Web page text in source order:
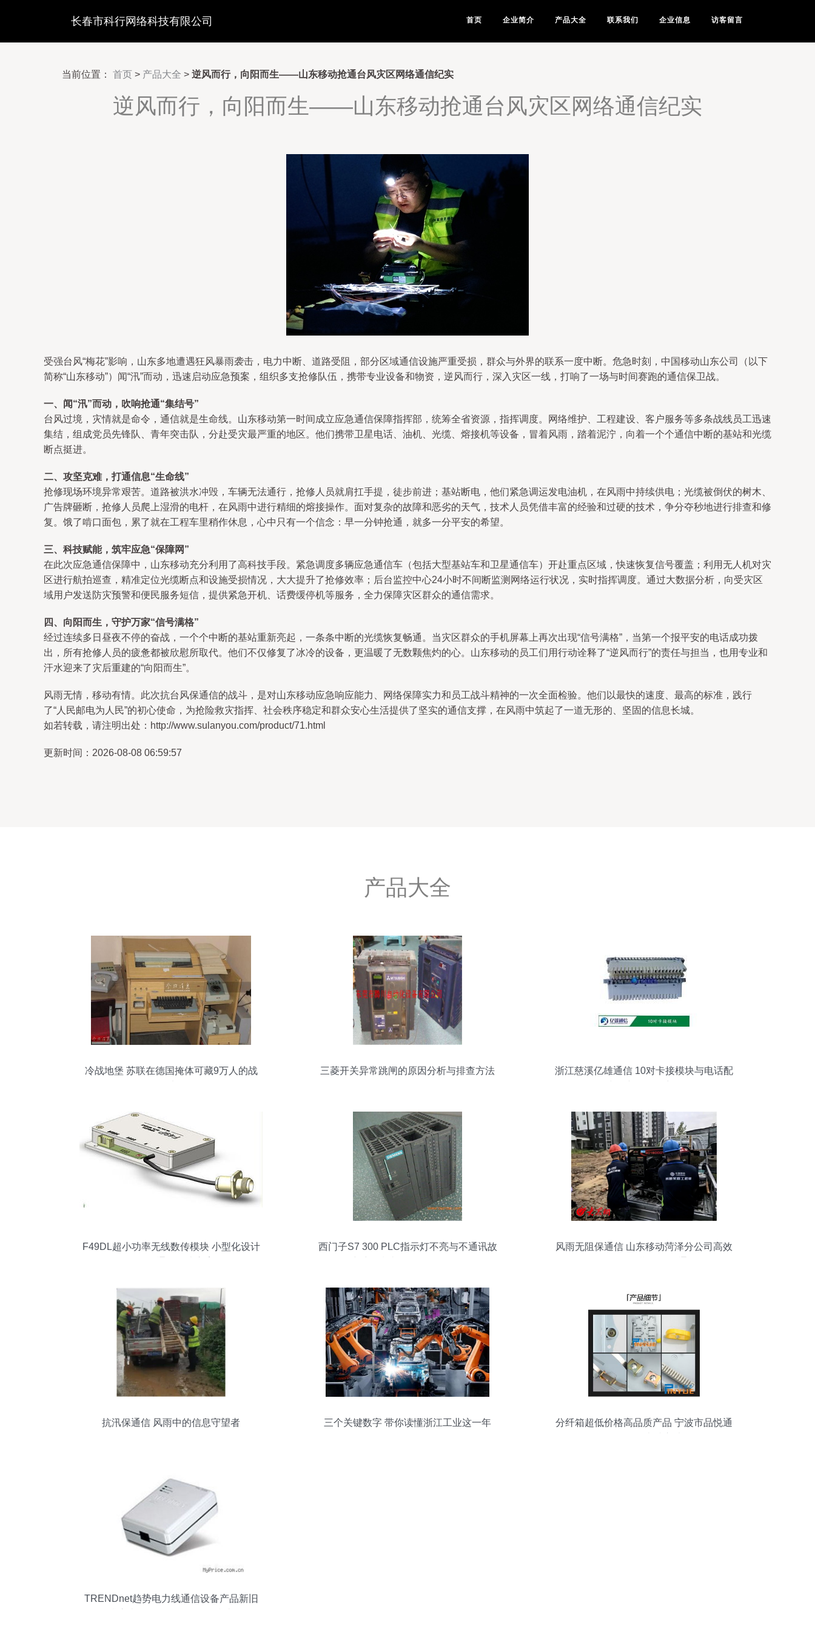
长春市科行网络科技有限公司 首页 企业简介 产品大全 联系我们 企业信息 访客留言
当前位置： 首页 > 产品大全 > 逆风而行，向阳而生——山东移动抢通台风灾区网络通信纪实
逆风而行，向阳而生——山东移动抢通台风灾区网络通信纪实
受强台风“梅花”影响，山东多地遭遇狂风暴雨袭击，电力中断、道路受阻，部分区域通信设施严重受损，群众与外界的联系一度中断。危急时刻，中国移动山东公司（以下
简称“山东移动”）闻“汛”而动，迅速启动应急预案，组织多支抢修队伍，携带专业设备和物资，逆风而行，深入灾区一线，打响了一场与时间赛跑的通信保卫战。
一、闻“汛”而动，吹响抢通“集结号”
台风过境，灾情就是命令，通信就是生命线。山东移动第一时间成立应急通信保障指挥部，统筹全省资源，指挥调度。网络维护、工程建设、客户服务等多条战线员工迅速
集结，组成党员先锋队、青年突击队，分赴受灾最严重的地区。他们携带卫星电话、油机、光缆、熔接机等设备，冒着风雨，踏着泥泞，向着一个个通信中断的基站和光缆
断点挺进。
二、攻坚克难，打通信息“生命线”
抢修现场环境异常艰苦。道路被洪水冲毁，车辆无法通行，抢修人员就肩扛手提，徒步前进；基站断电，他们紧急调运发电油机，在风雨中持续供电；光缆被倒伏的树木、
广告牌砸断，抢修人员爬上湿滑的电杆，在风雨中进行精细的熔接操作。面对复杂的故障和恶劣的天气，技术人员凭借丰富的经验和过硬的技术，争分夺秒地进行排查和修
复。饿了啃口面包，累了就在工程车里稍作休息，心中只有一个信念：早一分钟抢通，就多一分平安的希望。
三、科技赋能，筑牢应急“保障网”
在此次应急通信保障中，山东移动充分利用了高科技手段。紧急调度多辆应急通信车（包括大型基站车和卫星通信车）开赴重点区域，快速恢复信号覆盖；利用无人机对灾
区进行航拍巡查，精准定位光缆断点和设施受损情况，大大提升了抢修效率；后台监控中心24小时不间断监测网络运行状况，实时指挥调度。通过大数据分析，向受灾区
域用户发送防灾预警和便民服务短信，提供紧急开机、话费缓停机等服务，全力保障灾区群众的通信需求。
四、向阳而生，守护万家“信号满格”
经过连续多日昼夜不停的奋战，一个个中断的基站重新亮起，一条条中断的光缆恢复畅通。当灾区群众的手机屏幕上再次出现“信号满格”，当第一个报平安的电话成功拨
出，所有抢修人员的疲惫都被欣慰所取代。他们不仅修复了冰冷的设备，更温暖了无数颗焦灼的心。山东移动的员工们用行动诠释了“逆风而行”的责任与担当，也用专业和
汗水迎来了灾后重建的“向阳而生”。
风雨无情，移动有情。此次抗台风保通信的战斗，是对山东移动应急响应能力、网络保障实力和员工战斗精神的一次全面检验。他们以最快的速度、最高的标准，践行
了“人民邮电为人民”的初心使命，为抢险救灾指挥、社会秩序稳定和群众安心生活提供了坚实的通信支撑，在风雨中筑起了一道无形的、坚固的信息长城。
如若转载，请注明出处：http://www.sulanyou.com/product/71.html
更新时间：2026-08-08 06:59:57
产品大全
冷战地堡 苏联在德国掩体可藏9万人的战
三菱开关异常跳闸的原因分析与排查方法
浙江慈溪亿雄通信 10对卡接模块与电话配
F49DL超小功率无线数传模块 小型化设计
西门子S7 300 PLC指示灯不亮与不通讯故
风雨无阻保通信 山东移动菏泽分公司高效
抗汛保通信 风雨中的信息守望者 三个关键数字 带你读懂浙江工业这一年
分纤箱超低价格高品质产品 宁波市品悦通
TRENDnet趋势电力线通信设备产品新旧